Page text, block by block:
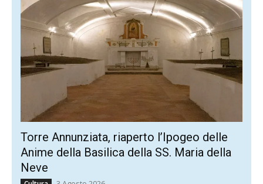
Torre Annunziata, riaperto l’Ipogeo delle
Anime della Basilica della SS. Maria della
Neve